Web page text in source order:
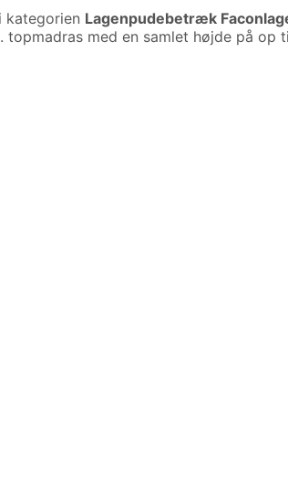
kategorien Lagenpudebetræk
med en samlet højde på op